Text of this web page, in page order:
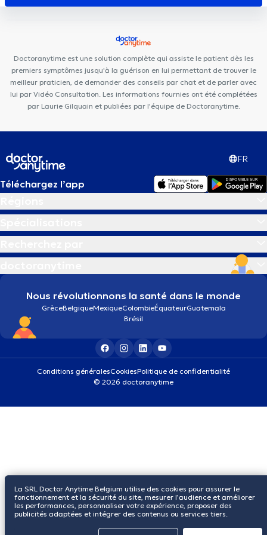
Doctoranytime est une solution complète qui assiste le patient dès les
premiers symptômes jusqu'à la guérison en lui permettant de trouver le
meilleur praticien, de demander des conseils par chat et de parler avec
lui par Vidéo Consultation. Les informations fournies ont été complétées
par Laurie Gilquain et publiées par l'équipe de Doctoranytime.
FR
Téléchargez l’app
Nous révolutionnons la santé dans le monde
GrèceBelgiqueMexiqueColombieÉquateurGuatemala
Brésil
Conditions généralesCookiesPolitique de confidentialité
© 2026 doctoranytime
La SRL Doctor Anytime Belgium utilise des cookies pour assurer le
fonctionnement et la sécurité du site, mesurer l’audience et améliorer
les performances, personnaliser votre expérience, proposer des
publicités adaptées et intégrer des contenus ou services tiers.